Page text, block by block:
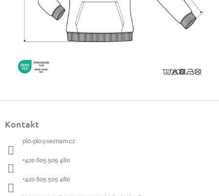
Kontakt
plo-plo@seznam.cz
+420 605 505 480
+420 605 505 480